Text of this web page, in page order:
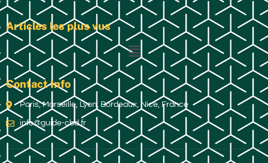
Articles les plus vus
Contact Info
Paris, Marseille, Lyon, Bordeaux, Nice, France
info@guide-cbd.fr